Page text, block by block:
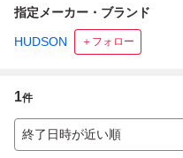
指定メーカー・ブランド
HUDSON ＋フォロー
1件
終了日時が近い順